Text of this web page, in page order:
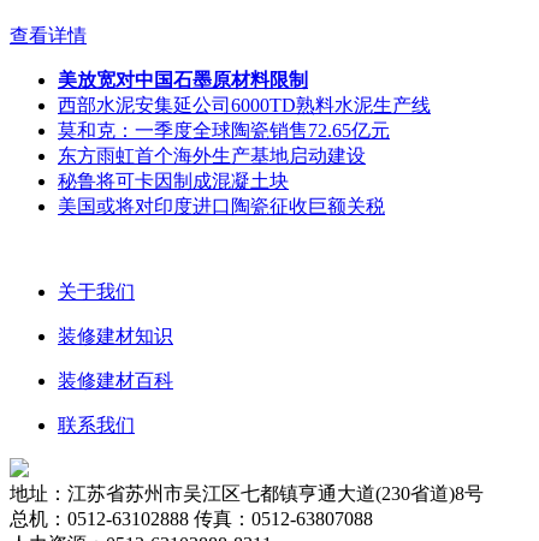
查看详情
美放宽对中国石墨原材料限制
西部水泥安集延公司6000TD熟料水泥生产线
莫和克：一季度全球陶瓷销售72.65亿元
东方雨虹首个海外生产基地启动建设
秘鲁将可卡因制成混凝土块
美国或将对印度进口陶瓷征收巨额关税
关于我们
装修建材知识
装修建材百科
联系我们
地址：江苏省苏州市吴江区七都镇亨通大道(230省道)8号
总机：0512-63102888 传真：0512-63807088